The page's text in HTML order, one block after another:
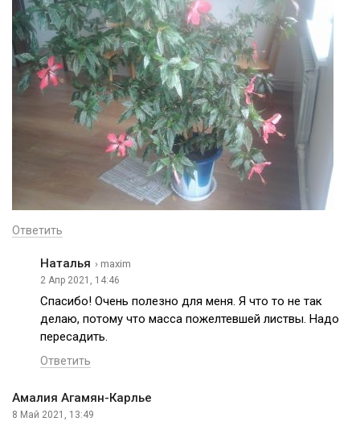
Ответить
Наталья › maxim
2 Апр 2021, 14:46
Спасибо! Очень полезно для меня. Я что то не так
делаю, потому что масса пожелтевшей листвы. Надо
пересадить.
Ответить
Амалия Агамян-Карлье
8 Май 2021, 13:49